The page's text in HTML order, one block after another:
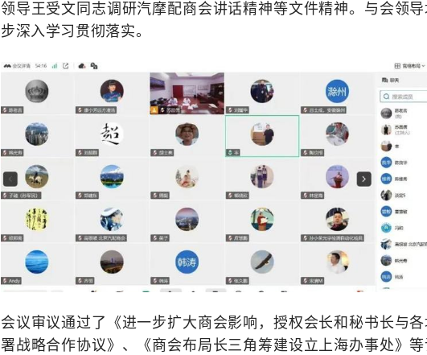
领导王受文同志调研汽摩配商会讲话精神等文件精神。与会领
步深入学习贯彻落实。
会议审议通过了《进一步扩大商会影响，授权会长和秘书长与
署战略合作协议》、《商会布局长三角筹建设立上海办事处》